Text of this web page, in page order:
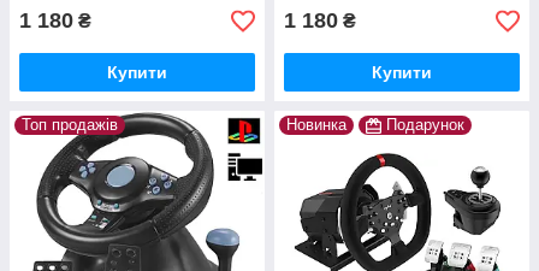
1 180 ₴
Купити
1 180 ₴
Купити
Топ продажів Новинка Подарунок